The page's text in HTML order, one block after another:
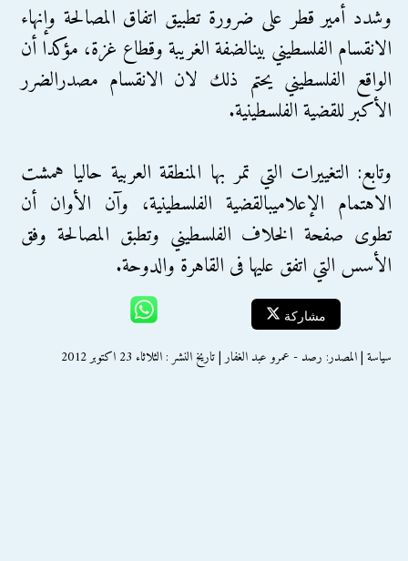
وشدد أمير قطر على ضرورة تطبيق اتفاق المصالحة وإنهاء
الانقسام الفلسطيني بينالضفة الغريبة وقطاع غزة، مؤكدا أن
الواقع الفلسطيني يحتم ذلك لان الانقسام مصدرالضرر
الأكبر للقضية الفلسطينية.
وتابع: التغييرات التي تمر بها المنطقة العربية حاليا همشت
الاهتمام الإعلاميبالقضية الفلسطينية، وآن الأوان أن
تطوى صفحة الخلاف الفلسطيني وتطبق المصالحة وفق
الأسس التي اتفق عليها فى القاهرة والدوحة.
مشاركة
سياسة | المصدر: رصد - عمرو عبد الغفار | تاريخ النشر : الثلاثاء 23 اكتوبر 2012